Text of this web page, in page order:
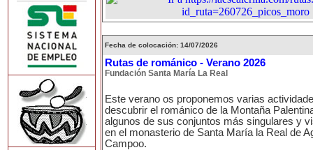
Fecha de colocación: 14/07/2026
Rutas de románico - Verano 2026
Fundación Santa María La Real
Este verano os proponemos varias
descubrir el románico de la Montaña
algunos de sus conjuntos más singulares y
en el monasterio de Santa María la Real de
Campoo.